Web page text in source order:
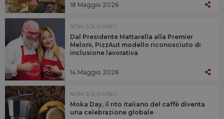
18 Maggio 2026
NON SOLO VINO
Dal Presidente Mattarella alla Premier
Meloni, PizzAut modello riconosciuto di
inclusione lavorativa
14 Maggio 2026
NON SOLO VINO
Moka Day, il rito italiano del caffè diventa
una celebrazione globale